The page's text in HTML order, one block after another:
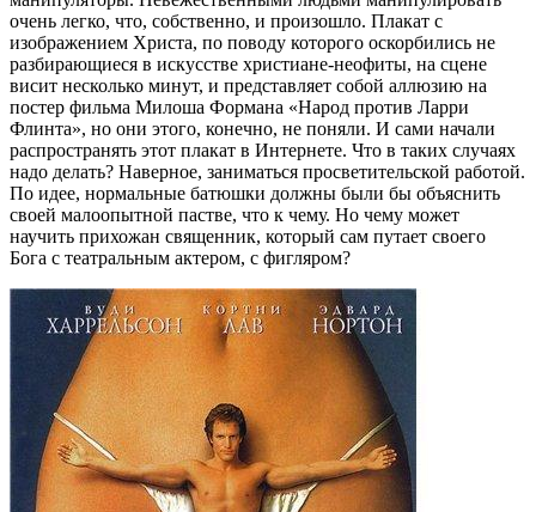
очень легко, что, собственно, и произошло. Плакат с
изображением Христа, по поводу которого оскорбились не
разбирающиеся в искусстве христиане-неофиты, на сцене
висит несколько минут, и представляет собой аллюзию на
постер фильма Милоша Формана «Народ против Ларри
Флинта», но они этого, конечно, не поняли. И сами начали
распространять этот плакат в Интернете. Что в таких случаях
надо делать? Наверное, заниматься просветительской работой.
По идее, нормальные батюшки должны были бы объяснить
своей малоопытной пастве, что к чему. Но чему может
научить прихожан священник, который сам путает своего
Бога с театральным актером, с фигляром?